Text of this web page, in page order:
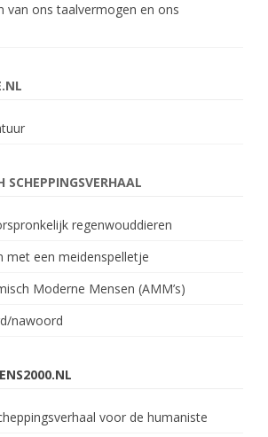
van ons taalvermogen en ons
SCHEPPINGSVERHAAL
regenwouddieren
met een meidenspelletje
Moderne Mensen (AMM’s)
nawoord
voor de humaniste